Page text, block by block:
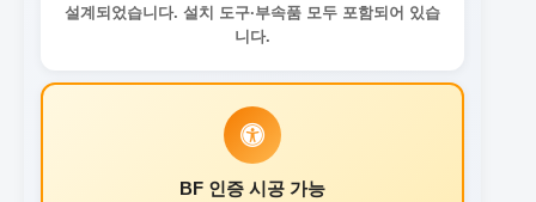
설계되었습니다. 설치 도구·부속품 모두 포함되어 있습
니다.
BF 인증 시공 가능